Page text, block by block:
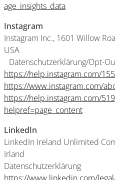
age_insights_data
Instagram
Instagram Inc., 1601 Willow
USA
Datenschutzerklärung/Opt-
https://help.instagram.com/
https://www.instagram.com/
https://help.instagram.com/
helpref=page_content
LinkedIn
LinkedIn Ireland Unlimited
Irland
Datenschutzerklärung